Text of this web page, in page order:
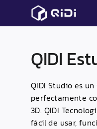
QIDI
QIDI Studio es
perfectamente
3D. QIDI
fácil de usar,